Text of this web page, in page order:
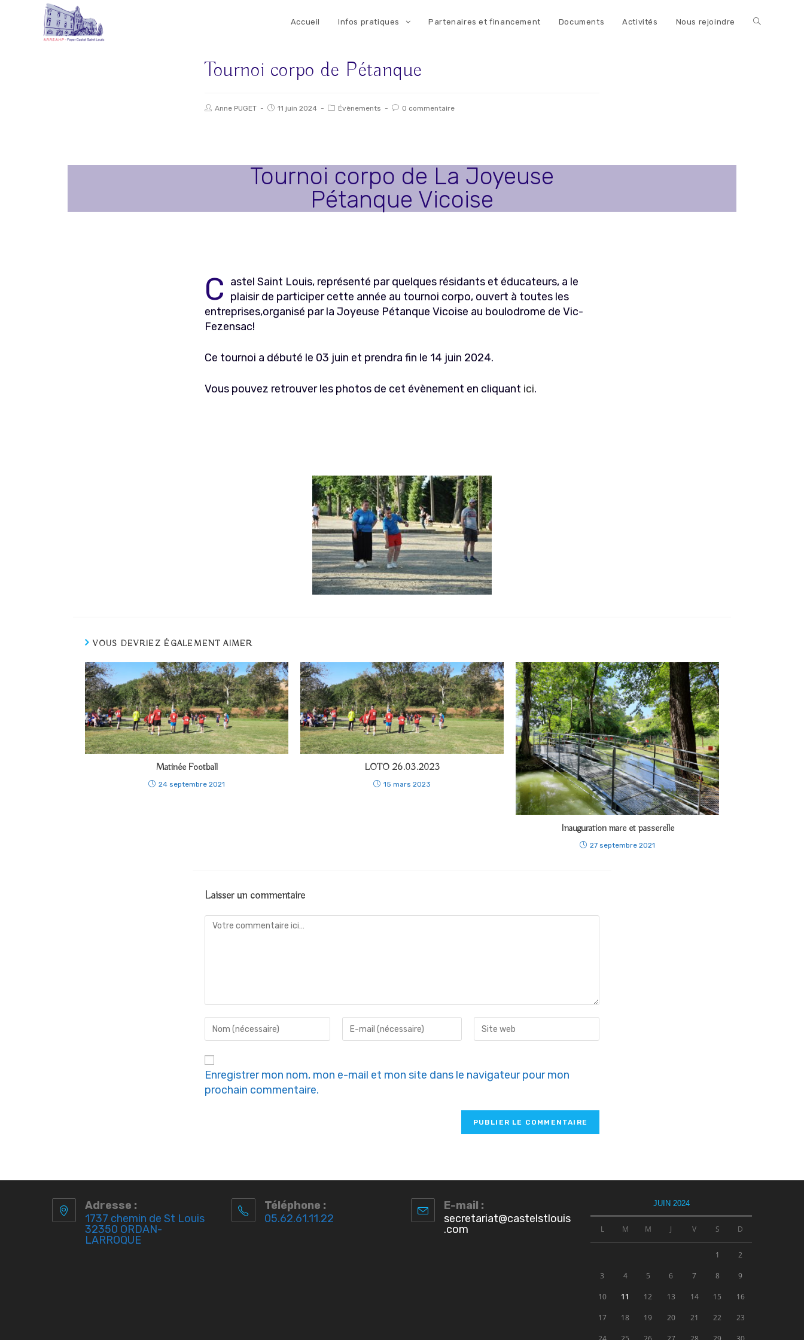
Accueil Infos pratiques Partenaires et financement Documents Activités Nous rejoindre
Tournoi corpo de Pétanque
Anne PUGET 11 juin 2024 Évènements 0 commentaire
Tournoi corpo de La Joyeuse
Pétanque Vicoise
C astel Saint Louis, représenté par quelques résidants et éducateurs, a le
plaisir de participer cette année au tournoi corpo, ouvert à toutes les
entreprises,organisé par la Joyeuse Pétanque Vicoise au boulodrome de Vic-
Fezensac!
Ce tournoi a débuté le 03 juin et prendra fin le 14 juin 2024.
Vous pouvez retrouver les photos de cet évènement en cliquant ici.
VOUS DEVRIEZ ÉGALEMENT AIMER
Matinée Football
24 septembre 2021
LOTO 26.03.2023
15 mars 2023
Inauguration mare et passerelle
27 septembre 2021
Laisser un commentaire
Enregistrer mon nom, mon e-mail et mon site dans le navigateur pour mon
prochain commentaire.
Adresse :
1737 chemin de St Louis
32350 ORDAN-
LARROQUE
Téléphone :
05.62.61.11.22
E-mail :
secretariat@castelstlouis
.com
JUIN 2024
L M M J V S D
1 2
3 4 5 6 7 8 9
10 11 12 13 14 15 16
17 18 19 20 21 22 23